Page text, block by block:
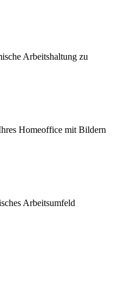
Arbeitshaltung zu
Homeoffice mit Bildern
Arbeitsumfeld